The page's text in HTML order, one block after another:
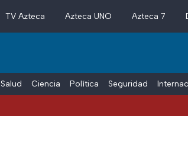
TV Azteca Azteca UNO Azteca 7
Salud Ciencia Política Seguridad